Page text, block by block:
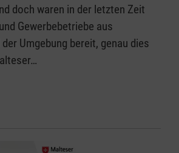
doch waren in der letzten Zeit
Gewerbebetriebe aus
Umgebung bereit, genau dies